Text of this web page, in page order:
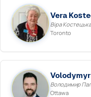
Vera
Віра Костецька
Toronto
Володимир
Ottawa